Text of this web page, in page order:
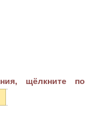
щёлкните по